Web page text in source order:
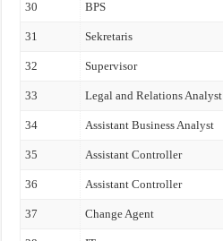
30 BPS
31 Sekretaris
32 Supervisor
33 Legal and Relations Analyst
34 Assistant Business Analyst
35 Assistant Controller
36 Assistant Controller
37 Change Agent